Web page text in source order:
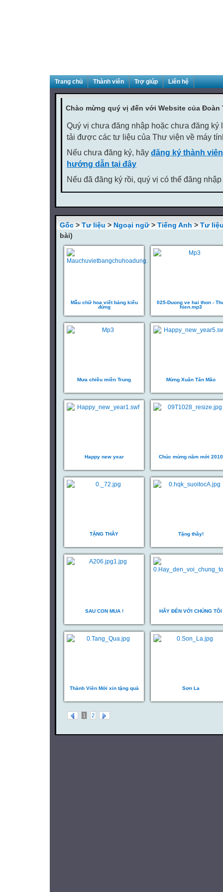
Trang chủ Thành viên Trợ giúp Liên hệ
Chào mừng quý vị đến với Website của Đoàn
Quý vị chưa đăng nhập hoặc chưa đăng ký
tải được các tư liệu của Thư viện về máy
Nếu chưa đăng ký, hãy đăng ký thành
hướng dẫn tại đây
Nếu đã đăng ký rồi, quý vị có thể đăng
Gốc > Tư liệu > Ngoại ngữ> Tiếng Anh > Tư
bài)
Mẫu chữ hoa viết bảng kiểu
đứng
025-Duong ve hai thon -
hien.mp3
Mưa chiều miền Trung Mừng Xuân Tân Mão
Happy new year Chúc mừng năm mới 2010
TẶNG THẦY Tặng thầy!
SAU CON MUA ! HÃY ĐẾN VỚI CHÚNG TÔI
Thành Viên Mới xin tặng quà Sơn La
1 2